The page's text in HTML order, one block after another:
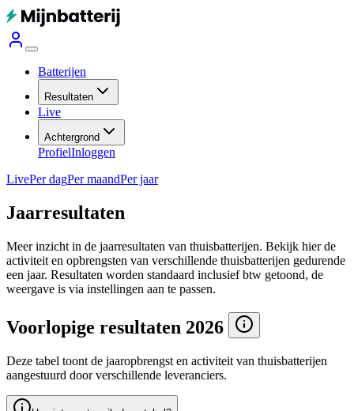
Batterijen
Resultaten
Live
Achtergrond
ProfielInloggen
LivePer dagPer maandPer jaar
Jaarresultaten
Meer inzicht in de jaarresultaten van thuisbatterijen. Bekijk hier de
activiteit en opbrengsten van verschillende thuisbatterijen gedurende
een jaar. Resultaten worden standaard inclusief btw getoond, de
weergave is via instellingen aan te passen.
Voorlopige resultaten 2026
Deze tabel toont de jaaropbrengst en activiteit van thuisbatterijen
aangestuurd door verschillende leveranciers.